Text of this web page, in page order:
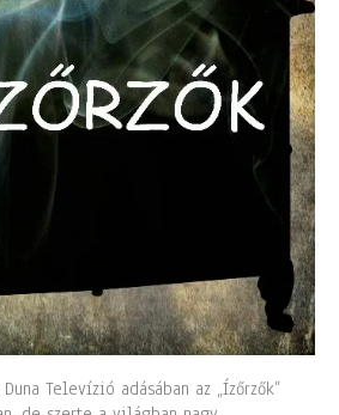
Televízió adásában az „Ízőrzők”